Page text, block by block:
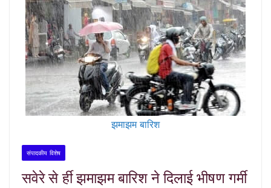
झमाझम बारिश
संपादकीय विशेष
सवेरे से र्ही झमाझम बारिश ने दिलाई भीषण गर्मी